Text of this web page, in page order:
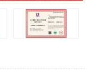
认证
认证